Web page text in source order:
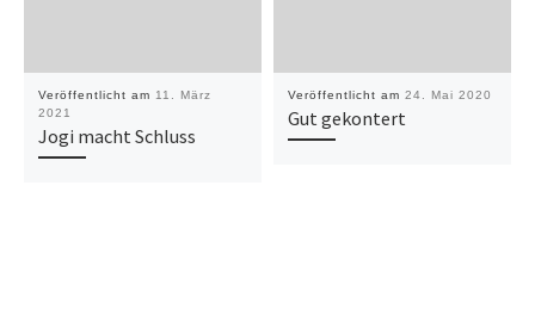
Veröffentlicht am 11. März
2021
Jogi macht Schluss
Veröffentlicht am 24. Mai 2020
Gut gekontert